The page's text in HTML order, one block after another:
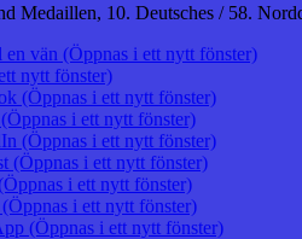
Medaillen, 10. Deutsches / 58.
vän (Öppnas i ett nytt fönster)
nytt fönster)
(Öppnas i ett nytt fönster)
i ett nytt fönster)
(Öppnas i ett nytt fönster)
(Öppnas i ett nytt fönster)
i ett nytt fönster)
i ett nytt fönster)
(Öppnas i ett nytt fönster)